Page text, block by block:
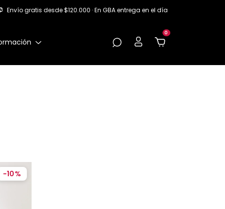
Envío gratis desde $120.000 · En GBA entrega en el día
0
-10%